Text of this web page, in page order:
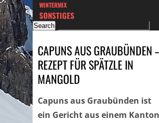
WINTERMIX
SONSTIGES
CAPUNS AUS GRAUBÜNDEN
REZEPT FÜR SPÄTZLE IN
MANGOLD
Capuns aus Graubünden ist
ein Gericht aus einem Kanton